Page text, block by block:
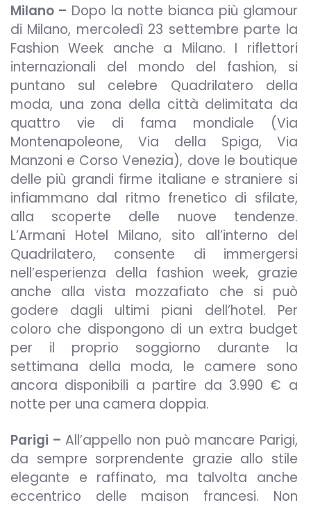
Milano – Dopo la notte bianca più glamour
di Milano, mercoledì 23 settembre parte la
Fashion Week anche a Milano. I riflettori
internazionali del mondo del fashion, si
puntano sul celebre Quadrilatero della
moda, una zona della città delimitata da
quattro vie di fama mondiale (Via
Montenapoleone, Via della Spiga, Via
Manzoni e Corso Venezia), dove le boutique
delle più grandi firme italiane e straniere si
infiammano dal ritmo frenetico di sfilate,
alla scoperte delle nuove tendenze.
L’Armani Hotel Milano, sito all’interno del
Quadrilatero, consente di immergersi
nell’esperienza della fashion week, grazie
anche alla vista mozzafiato che si può
godere dagli ultimi piani dell’hotel. Per
coloro che dispongono di un extra budget
per il proprio soggiorno durante la
settimana della moda, le camere sono
ancora disponibili a partire da 3.990 € a
notte per una camera doppia.
Parigi – All’appello non può mancare Parigi,
da sempre sorprendente grazie allo stile
elegante e raffinato, ma talvolta anche
eccentrico delle maison francesi. Non